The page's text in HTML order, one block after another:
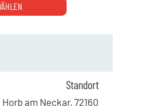
46,00 €
Standort
Horb am Neckar, 72160